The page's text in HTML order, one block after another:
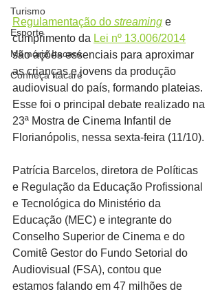
Turismo
Esporte
Memória Itacaré
Conheça Itacaré
Regulamentação do streaming e
cumprimento da Lei nº 13.006/2014
são ações essenciais para aproximar
as crianças e jovens da produção
audiovisual do país, formando plateias.
Esse foi o principal debate realizado na
23ª Mostra de Cinema Infantil de
Florianópolis, nessa sexta-feira (11/10).
Patrícia Barcelos, diretora de Políticas
e Regulação da Educação Profissional
e Tecnológica do Ministério da
Educação (MEC) e integrante do
Conselho Superior de Cinema e do
Comitê Gestor do Fundo Setorial do
Audiovisual (FSA), contou que
estamos falando em 47 milhões de